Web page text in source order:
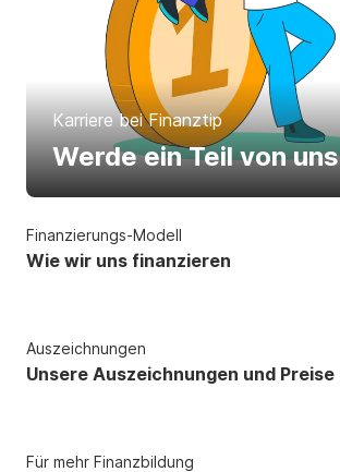
Karriere bei Finanztip
Werde ein Teil von uns
Finanzierungs-Modell
Wie wir uns finanzieren
Auszeichnungen
Unsere Auszeichnungen und Preise
Für mehr Finanzbildung